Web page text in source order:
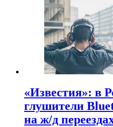
«Известия»: в
глушители
на ж/д